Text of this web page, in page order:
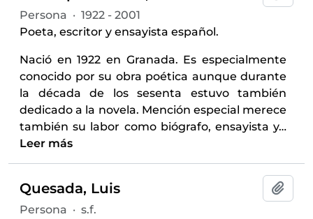
Persona · 1922 - 2001
Poeta, escritor y ensayista español.
Nació en 1922 en Granada. Es especialmente
conocido por su obra poética aunque durante
la década de los sesenta estuvo también
dedicado a la novela. Mención especial merece
también su labor como biógrafo, ensayista y…
Leer más
Quesada, Luis
Persona · s.f.